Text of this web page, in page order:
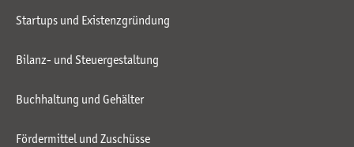
Startups und Existenzgründung
Bilanz- und Steuergestaltung
Buchhaltung und Gehälter
Fördermittel und Zuschüsse